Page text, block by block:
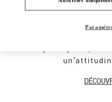
Un iconico codice
dall’architettura